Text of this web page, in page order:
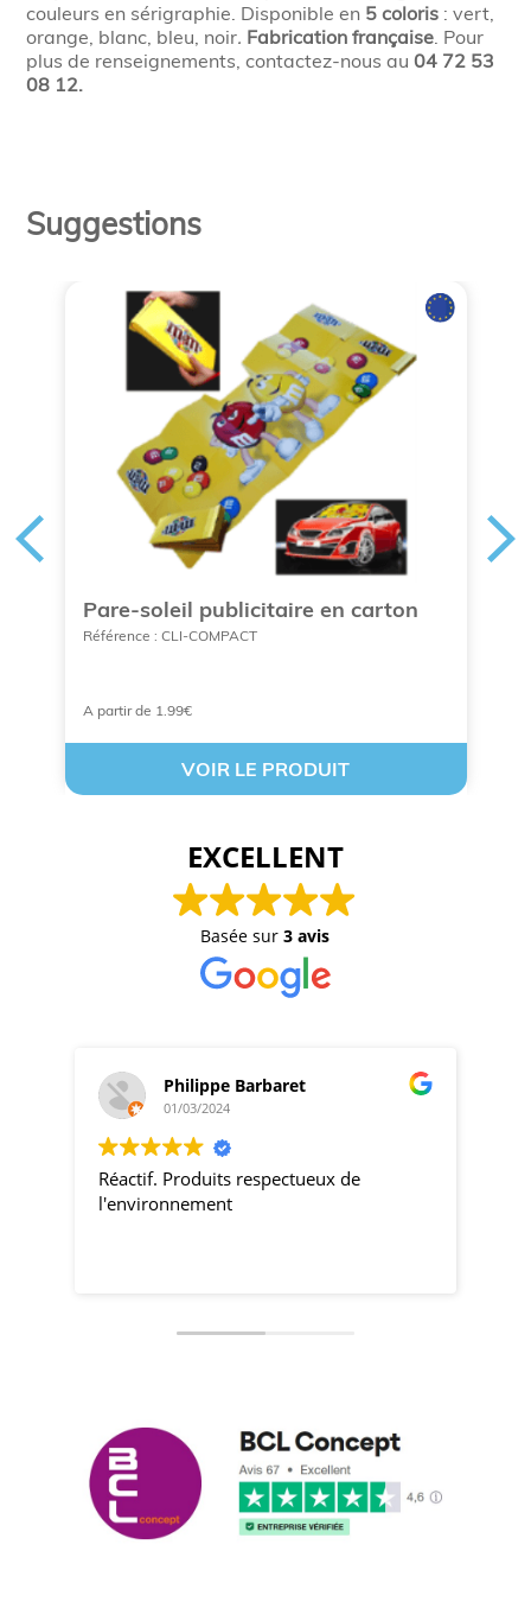
couleurs en sérigraphie. Disponible en 5 coloris : vert,
orange, blanc, bleu, noir. Fabrication française. Pour
plus de renseignements, contactez-nous au04 72 53
08 12.
Suggestions
Pare-soleil publicitaire en carton
Référence : CLI-COMPACT
A partir de 1.99€
VOIR LE PRODUIT
EXCELLENT
Basée sur3 avis
Philippe Barbaret
01/03/2024
Réactif. Produits respectueux de
l'environnement